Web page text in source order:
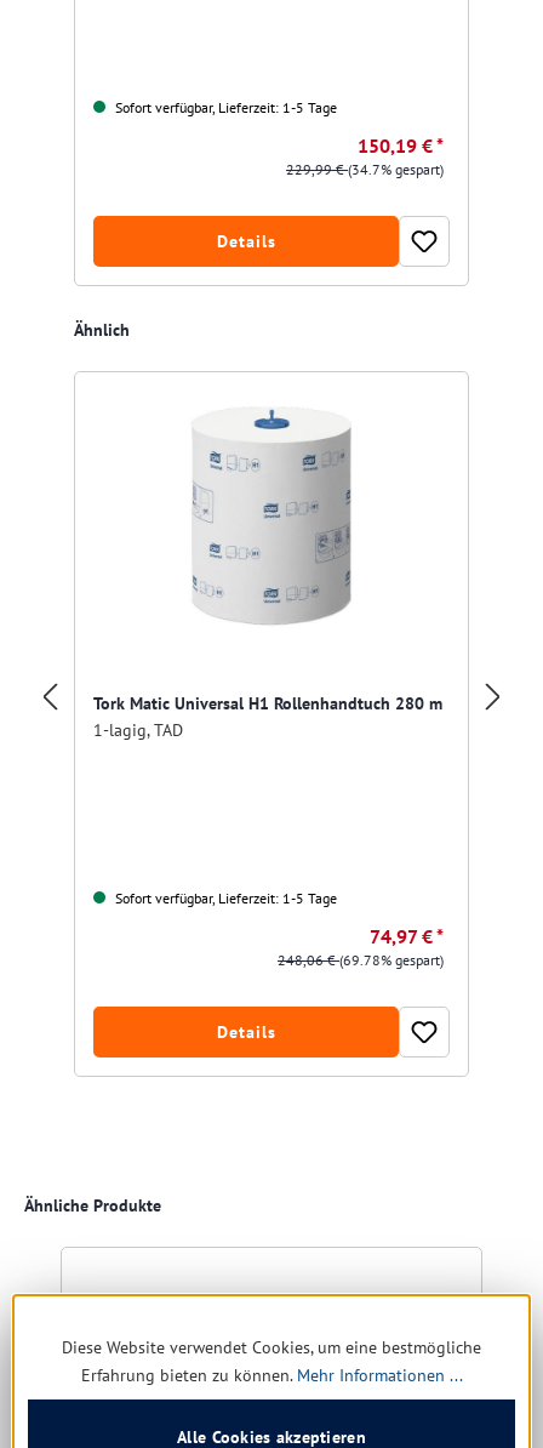
Sofort verfügbar, Lieferzeit: 1-5 Tage
150,19 € *
229,99 €(34.7% gespart)
Details
Produktgalerie überspringen
Ähnlich
Tork Matic Universal H1 Rollenhandtuch 280 m
1-lagig, TAD
Sofort verfügbar, Lieferzeit: 1-5 Tage
74,97 € *
248,06 €(69.78% gespart)
Details
Produktgalerie überspringen
Ähnliche Produkte
Diese Website verwendet Cookies, um eine bestmögliche
Erfahrung bieten zu können. Mehr Informationen ...
Alle Cookies akzeptieren